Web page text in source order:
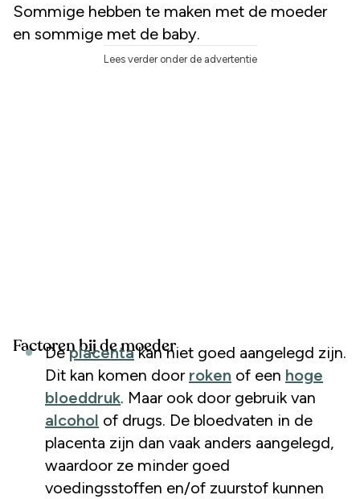
Sommige hebben te maken met de moeder
en sommige met de baby.
Lees verder onder de advertentie
Factoren bij de moeder
Deplacentakan niet goed aangelegd zijn.
Dit kan komen door roken of een hoge
bloeddruk. Maar ook door gebruik van
alcohol of drugs. De bloedvaten in de
placenta zijn dan vaak anders aangelegd,
waardoor ze minder goed
voedingsstoffen en/of zuurstof kunnen